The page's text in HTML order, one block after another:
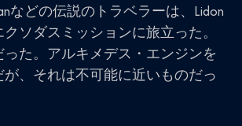
などの伝説のトラベラーは、Lidon
ソダスミッションに旅立った。
た。アルキメデス・エンジンを
、それは不可能に近いものだっ